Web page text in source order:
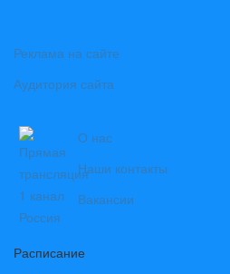
Реклама на сайте
Аудитория сайта
О нас
Наши контакты
Вакансии
Расписание